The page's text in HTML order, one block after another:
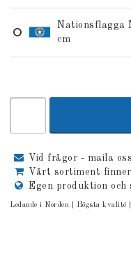
Nationsflagga
cm
Vid frågor - maila
Vårt sortiment
Egen produktion
Ledande i Norden | Högsta kvalité